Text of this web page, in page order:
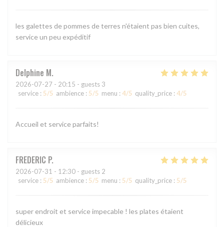
les galettes de pommes de terres n'étaient pas bien cuites,
service un peu expéditif
Delphine M
2026-07-27 - 20:15 - guests 3
service : 5/5 ambience : 5/5 menu : 4/5 quality_price : 4/5
Accueil et service parfaits!
FREDERIC P
2026-07-31 - 12:30 - guests 2
service : 5/5 ambience : 5/5 menu : 5/5 quality_price : 5/5
super endroit et service impecable ! les plates étaient
délicieux